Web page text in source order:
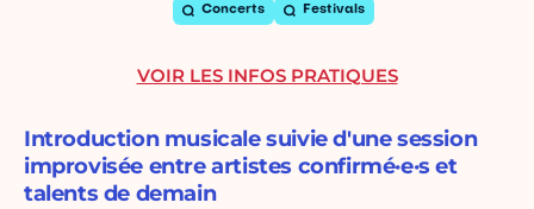
Concerts Festivals
Introduction musicale suivie d'une session
improvisée entre artistes confirmé·e·s et
talents de demain
VOIR LES INFOS PRATIQUES